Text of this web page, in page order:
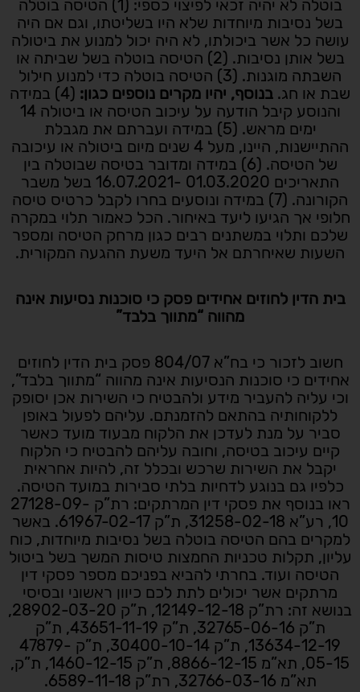
בוטלה לא יהיה זכאי לפיצוי כספי: (1) הטיסה בוטלה
בשל נסיבות מיוחדות שלא היו בשליטתו, וגם אם היה
עושה כל אשר ביכולתו, לא היה יכול למנוע את ביטולה
בשל אותן נסיבות. (2) הטיסה בוטלה בשל שביתה או
השבתה מוגנות. (3) הטיסה בוטלה כדי למנוע חילול
שבת או חג. בנוסף, יהיו מקרים נוספים כגון:
(4) במידה
והנוסע קיבל הודעה על עיכוב הטיסה או ביטולה 14
ימים מראש. (5) במידה ועברתם את מגבלת
ההתיישנות, היינו, מעל 4 שנים מיום ביטולה או עיכובה
של הטיסה. (6) במידה ומדובר בטיסה שבוטלה בין
התאריכים 01.03.2020 -16.07.2021 בשל משבר
הקורונה. (7) במידה ונוסעים בחרו לקבל כרטיס טיסה
חלופי אך הגיעו ליעד באיחור. הכל כאמור תלוי במקרה
שלכם ותלוי במשתנים רבים כגון מרחק הטיסה ומספר
השעות שאיחרתם אל היעד משעת ההגעה המקורית.
בית הדין לחוזים אחידים פסק כי סוכנות נסיעות אינה
מהווה “מתווך בלבד”
חשוב לזכור כי בח”א 804/07 פסק בית הדין לחוזים
אחידים כי סוכנות הנסיעות אינה מהווה “מתווך בלבד”,
וכי עליה להעביר מידע ולהבטיח כי השירות אכן יסופק
ללקוחותיה בהתאם להזמנתם. עליהם לפעול באופן
סביר על מנת לעדכן את הלקוח מבעוד מועד כאשר
קיים עיכוב בטיסה, וחובה עליהם להבטיח כי הלקוח
יקבל את השירות שרכש ובכלל זה, להיות אחראית
כלפיו גם בנוגע לדחיות בלתי סבירות במועד הטיסה.
ראו בנוסף את פסקי דין המרתקים: רת”ק 27128-09-
10, רע”א 31258-02-18, ת”ק 61967-02-17. באשר
למקרים בהם הטיסה בוטלה בשל נסיבות מיוחדות, כוח
עליון, תקלות טכניות החמצות טיסות המשך בשל ביטול
הטיסה ועוד. בחרתי להביא בפניכם מספר פסקי דין
מרתקים אשר יכולים לתת לכם כיוון ראשוני ובסיסי
בנושא זה: רת”ק 12149-12-18, ת”ק 28902-03-20,
ת”ק 32765-06-16, ת”ק 43651-11-19, ת”ק
13634-12-19, ת”ק 30400-10-14, ת”ק 47879-
05-15, תא”מ 8866-12-15, ת”ק 1460-12-15, ת”ק,
תא”מ 32766-03-16, רת”ק 6589-11-18.